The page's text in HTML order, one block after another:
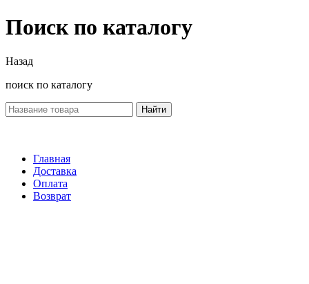
Поиск по каталогу
Назад
поиск по каталогу
Найти
Главная
Доставка
Оплата
Возврат